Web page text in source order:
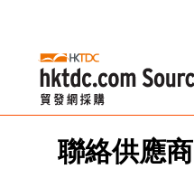
聯絡供應商